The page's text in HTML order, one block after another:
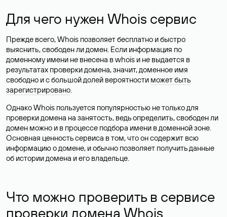
Для чего нужен Whois сервис
Прежде всего, Whois позволяет бесплатно и быстро
выяснить, свободен ли домен. Если информация по
доменному имени не внесена в whois и не выдается в
результатах проверки домена, значит, доменное имя
свободно и с большой долей вероятности может быть
зарегистрировано.
Однако Whois пользуется популярностью не только для
проверки домена на занятость, ведь определить, свободен ли
домен можно и в процессе подбора имени в доменной зоне.
Основная ценность сервиса в том, что он содержит всю
информацию о домене, и обычно позволяет получить данные
об истории домена и его владельце.
Что можно проверить в сервисе
проверки домена Whois